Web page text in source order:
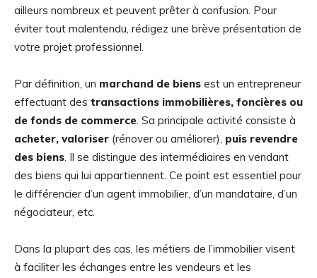
ailleurs nombreux et peuvent prêter à confusion. Pour
éviter tout malentendu, rédigez une brève présentation de
votre projet professionnel.
Par définition, un marchand de biens est un entrepreneur
effectuant des transactions immobilières, foncières ou
de fonds de commerce. Sa principale activité consiste à
acheter, valoriser (rénover ou améliorer), puis revendre
des biens. Il se distingue des intermédiaires en vendant
des biens qui lui appartiennent. Ce point est essentiel pour
le différencier d’un agent immobilier, d’un mandataire, d’un
négociateur, etc.
Dans la plupart des cas, les métiers de l’immobilier visent
à faciliter les échanges entre les vendeurs et les